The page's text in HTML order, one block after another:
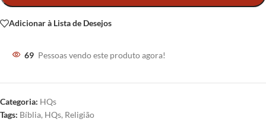
Adicionar à Lista de Desejos
69 Pessoas vendo este produto agora!
Categoria: HQs
Tags: Bíblia, HQs, Religião